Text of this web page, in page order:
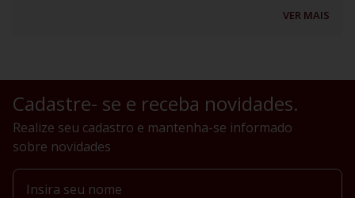
VER MAIS
Cadastre- se e receba novidades.
Realize seu cadastro e mantenha-se informado
sobre novidades